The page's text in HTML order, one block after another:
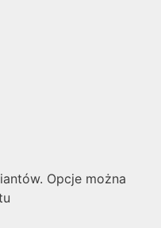
Opcje można